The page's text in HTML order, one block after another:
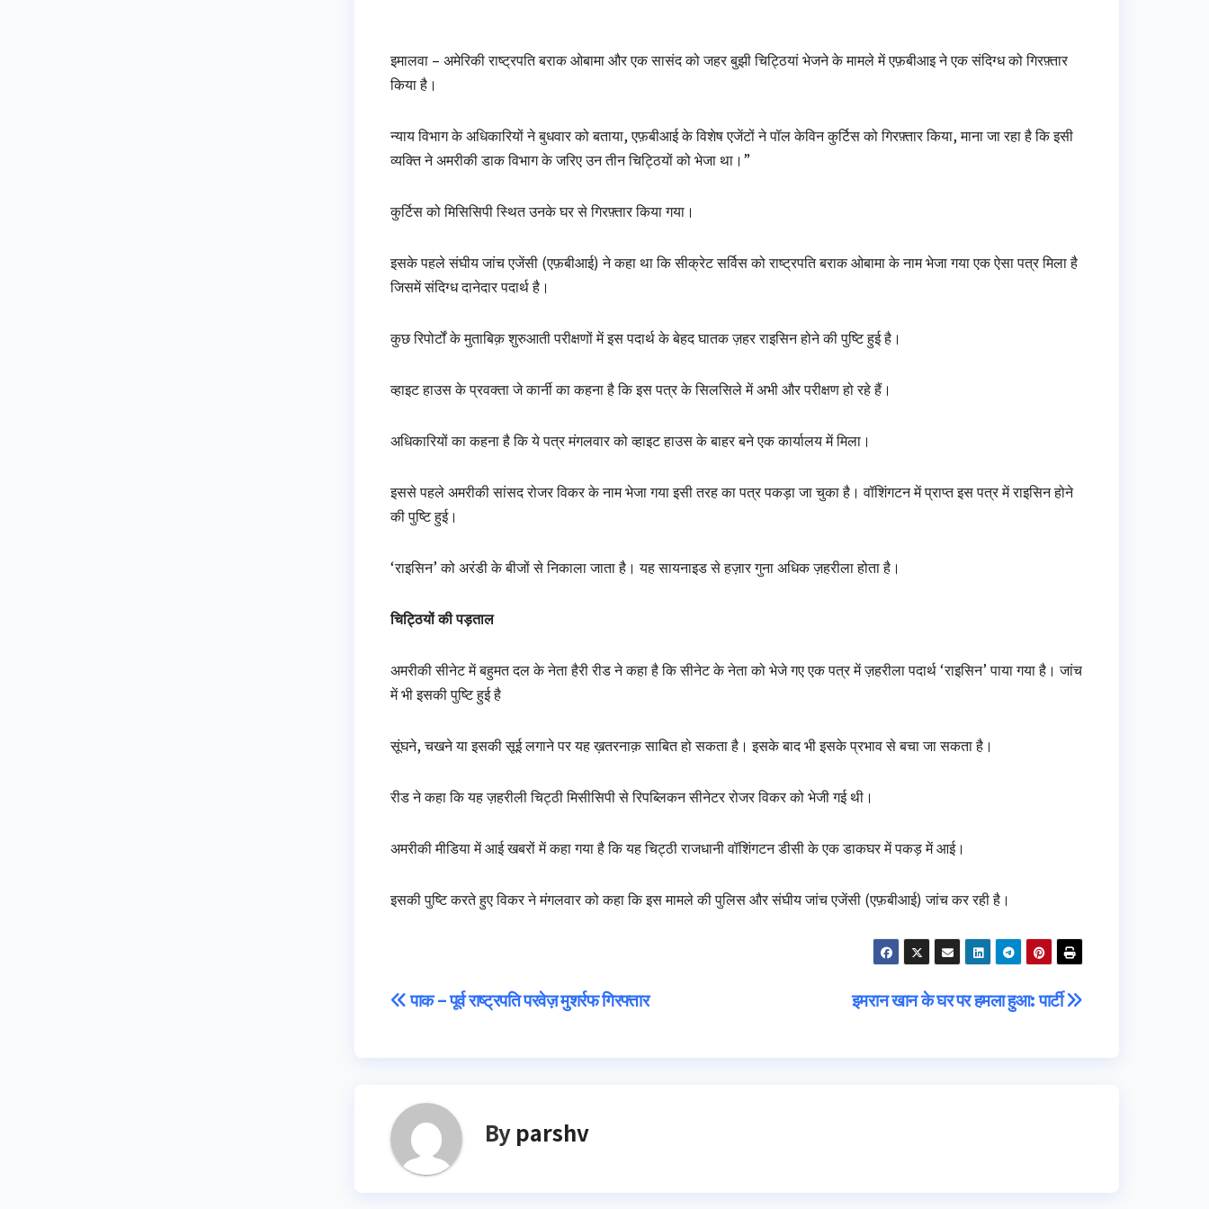
इमालवा – अमेरिकी राष्ट्रपति बराक ओबामा और एक सासंद को जहर बुझी चिट्ठियां भेजने के मामले में एफ़बीआइ ने एक संदिग्ध को गिरफ़्तार
किया है।
न्याय विभाग के अधिकारियों ने बुधवार को बताया, एफ़बीआई के विशेष एजेंटों ने पॉल केविन कुर्टिस को गिरफ़्तार किया, माना जा रहा है कि इसी
व्यक्ति ने अमरीकी डाक विभाग के जरिए उन तीन चिट्ठियों को भेजा था।”
कुर्टिस को मिसिसिपी स्थित उनके घर से गिरफ़्तार किया गया।
इसके पहले संघीय जांच एजेंसी (एफ़बीआई) ने कहा था कि सीक्रेट सर्विस को राष्ट्रपति बराक ओबामा के नाम भेजा गया एक ऐसा पत्र मिला है
जिसमें संदिग्ध दानेदार पदार्थ है।
कुछ रिपोर्टों के मुताबिक़ शुरुआती परीक्षणों में इस पदार्थ के बेहद घातक ज़हर राइसिन होने की पुष्टि हुई है।
व्हाइट हाउस के प्रवक्ता जे कार्नी का कहना है कि इस पत्र के सिलसिले में अभी और परीक्षण हो रहे हैं।
अधिकारियों का कहना है कि ये पत्र मंगलवार को व्हाइट हाउस के बाहर बने एक कार्यालय में मिला।
इससे पहले अमरीकी सांसद रोजर विकर के नाम भेजा गया इसी तरह का पत्र पकड़ा जा चुका है। वॉशिंगटन में प्राप्त इस पत्र में राइसिन होने
की पुष्टि हुई।
‘राइसिन’ को अरंडी के बीजों से निकाला जाता है। यह सायनाइड से हज़ार गुना अधिक ज़हरीला होता है।
चिट्ठियों की पड़ताल
अमरीकी सीनेट में बहुमत दल के नेता हैरी रीड ने कहा है कि सीनेट के नेता को भेजे गए एक पत्र में ज़हरीला पदार्थ ‘राइसिन’ पाया गया है। जांच
में भी इसकी पुष्टि हुई है
सूंघने, चखने या इसकी सूई लगाने पर यह ख़तरनाक़ साबित हो सकता है। इसके बाद भी इसके प्रभाव से बचा जा सकता है।
रीड ने कहा कि यह ज़हरीली चिट्ठी मिसीसिपी से रिपब्लिकन सीनेटर रोजर विकर को भेजी गई थी।
अमरीकी मीडिया में आई खबरों में कहा गया है कि यह चिट्ठी राजधानी वॉशिंगटन डीसी के एक डाकघर में पकड़ में आई।
इसकी पुष्टि करते हुए विकर ने मंगलवार को कहा कि इस मामले की पुलिस और संघीय जांच एजेंसी (एफ़बीआई) जांच कर रही है।
Post
इमरान खान के घर पर हमला हुआ: पार्टी
पाक – पूर्व राष्ट्रपति परवेज़ मुशर्रफ गिरफ्तार
By parshv